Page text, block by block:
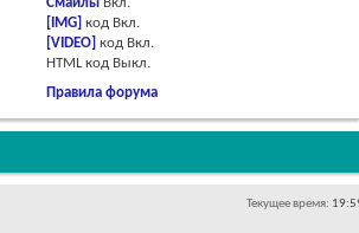
[IMG] код Вкл.
[VIDEO] код Вкл.
HTML код Выкл.
Правила форума
Текущее время: